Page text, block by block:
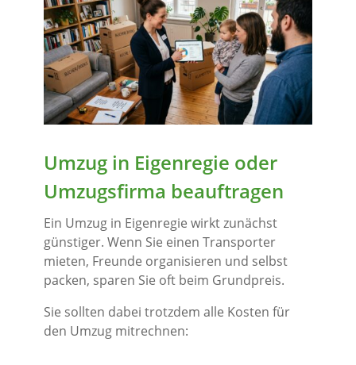
Umzug in Eigenregie oder
Umzugsfirma beauftragen
Ein Umzug in Eigenregie wirkt zunächst
günstiger. Wenn Sie einen Transporter
mieten, Freunde organisieren und selbst
packen, sparen Sie oft beim Grundpreis.
Sie sollten dabei trotzdem alle Kosten für
den Umzug mitrechnen: